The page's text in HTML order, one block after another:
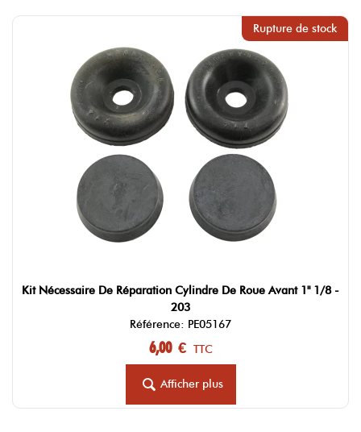
Rupture de stock
Kit Nécessaire De Réparation Cylindre De Roue Avant 1" 1/8 -
203
Référence: PE05167
6,00 € TTC
Afficher plus